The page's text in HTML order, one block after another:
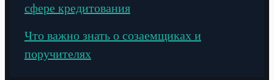
сфере кредитования
Что важно знать о созаемщиках и
поручителях